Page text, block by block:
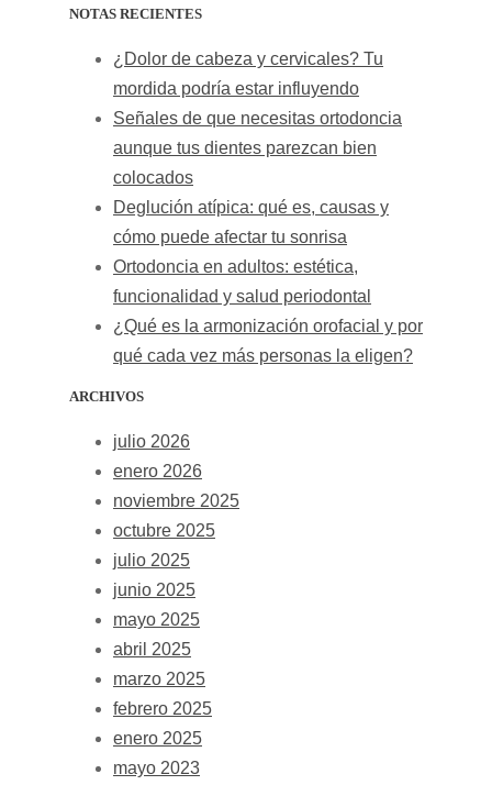
NOTAS RECIENTES
¿Dolor de cabeza y cervicales? Tu
mordida podría estar influyendo
Señales de que necesitas ortodoncia
aunque tus dientes parezcan bien
colocados
Deglución atípica: qué es, causas y
cómo puede afectar tu sonrisa
Ortodoncia en adultos: estética,
funcionalidad y salud periodontal
¿Qué es la armonización orofacial y por
qué cada vez más personas la eligen?
ARCHIVOS
julio 2026
enero 2026
noviembre 2025
octubre 2025
julio 2025
junio 2025
mayo 2025
abril 2025
marzo 2025
febrero 2025
enero 2025
mayo 2023